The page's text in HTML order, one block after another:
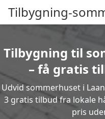
Tilbygning-
Tilbygning til
– få gratis
Udvid sommerhuset i
3 gratis tilbud fra lokale
pris